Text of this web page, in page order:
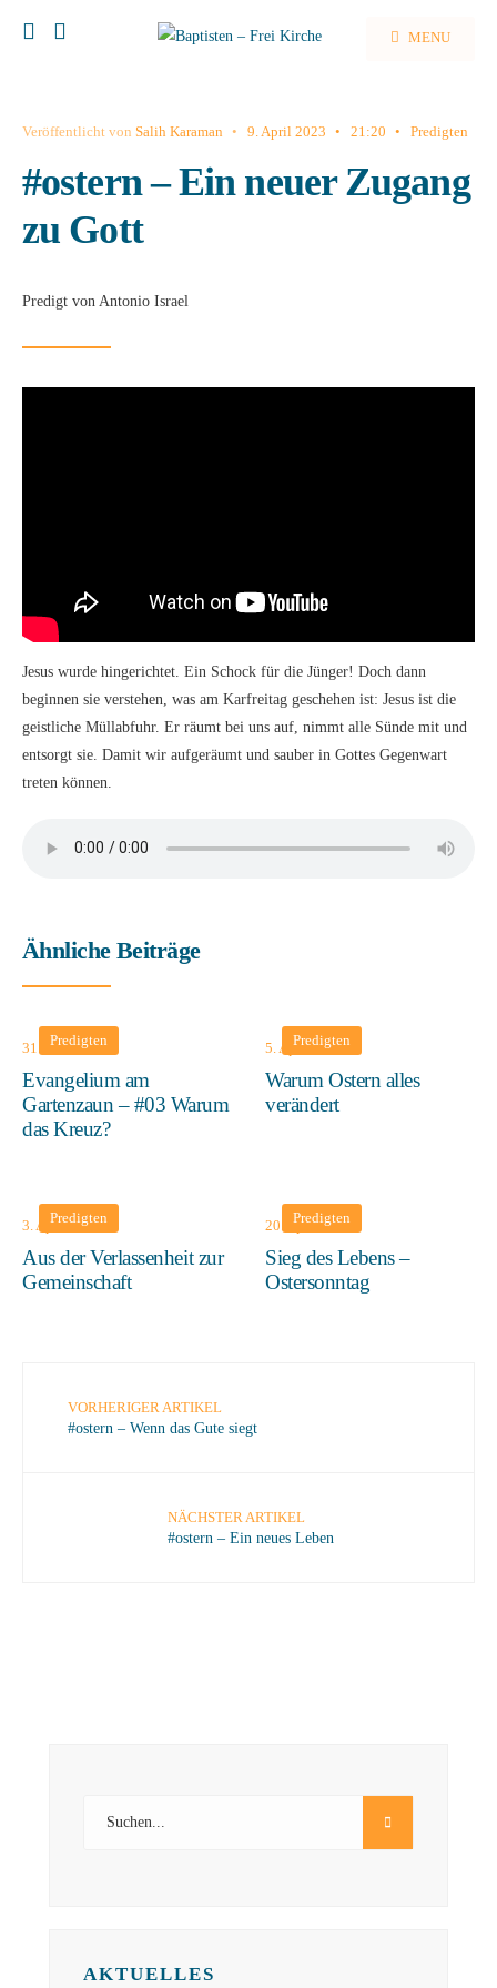
MENU
Veröffentlicht von Salih Karaman • 9. April 2023 • 21:20 • Predigten
#ostern – Ein neuer Zugang
zu Gott
Predigt von Antonio Israel
Jesus wurde hingerichtet. Ein Schock für die Jünger! Doch dann
beginnen sie verstehen, was am Karfreitag geschehen ist: Jesus ist die
geistliche Müllabfuhr. Er räumt bei uns auf, nimmt alle Sünde mit und
entsorgt sie. Damit wir aufgeräumt und sauber in Gottes Gegenwart
treten können.
Ähnliche Beiträge
Predigten
31. Mai 2026
Evangelium am
Gartenzaun – #03 Warum
das Kreuz?
Predigten
5. April 2026
Warum Ostern alles
verändert
Predigten
3. April 2026
Aus der Verlassenheit zur
Gemeinschaft
Predigten
20. April 2025
Sieg des Lebens –
Ostersonntag
VORHERIGER ARTIKEL
#ostern – Wenn das Gute siegt
NÄCHSTER ARTIKEL
#ostern – Ein neues Leben
AKTUELLES